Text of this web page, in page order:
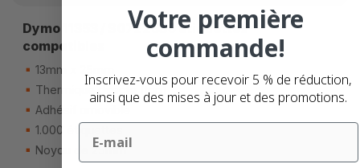
Dymo 11353 / S0722530 étiquettes
compatibles
13mm x 25mm
Thermique directe (top)
Adhésif amovible
1.000 étiquettes
Noyau de 25mm
Votre première
commande!
Inscrivez-vous pour recevoir 5 % de réduction,
ainsi que des mises à jour et des promotions.
Email